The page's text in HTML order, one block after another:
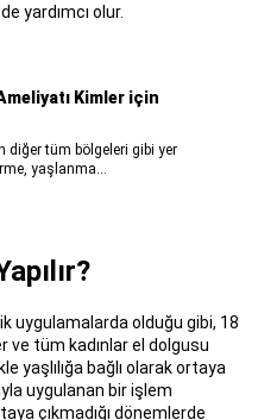
yardımcı olur.
için Doğru Zamanlama
bilinen rinoplastiyi
önceden...
uygulamalarda olduğu gibi, 18
ve tüm kadınlar el dolgusu
yaşlılığa bağlı olarak ortaya
uygulanan bir işlem
çıkmadığı dönemlerde